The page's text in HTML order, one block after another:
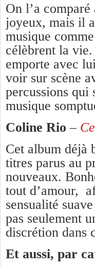
On l’a
joyeux, mais il
musique
célèbrent la
emporte avec
voir sur scène
percussions qui
musique
Coline Rio –
Cet album déjà
titres parus au
nouveaux.
tout d’amour,
sensualité
pas seulement
discrétion dans
Et aussi, par